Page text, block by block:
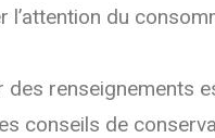
l’attention du
des renseignements
conseils de